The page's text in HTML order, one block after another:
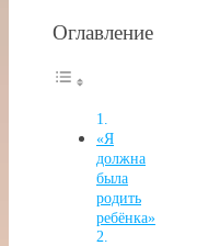
Оглавление
«Я
должна
была
родить
ребёнка»